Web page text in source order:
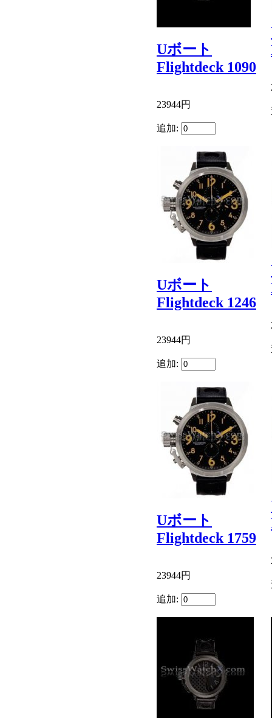
Uボート
Flightdeck 1090
23944円
追加:
Uボート
Flightdeck 1246
23944円
追加:
Uボート
Flightdeck 1759
23944円
追加: